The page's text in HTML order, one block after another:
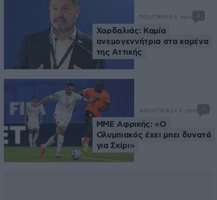
ΠΟΛΙΤΙΚΗ 19 λ. πριν 2
Χαρδαλιάς: Καμία
ανεμογεννήτρια στα καμένα
της Αττικής
ΑΘΛΗΤΙΚΑ 24 λ. πριν 1
ΜΜΕ Αφρικής: «Ο
Ολυμπιακός έχει μπει δυνατά
για Σκίρι»